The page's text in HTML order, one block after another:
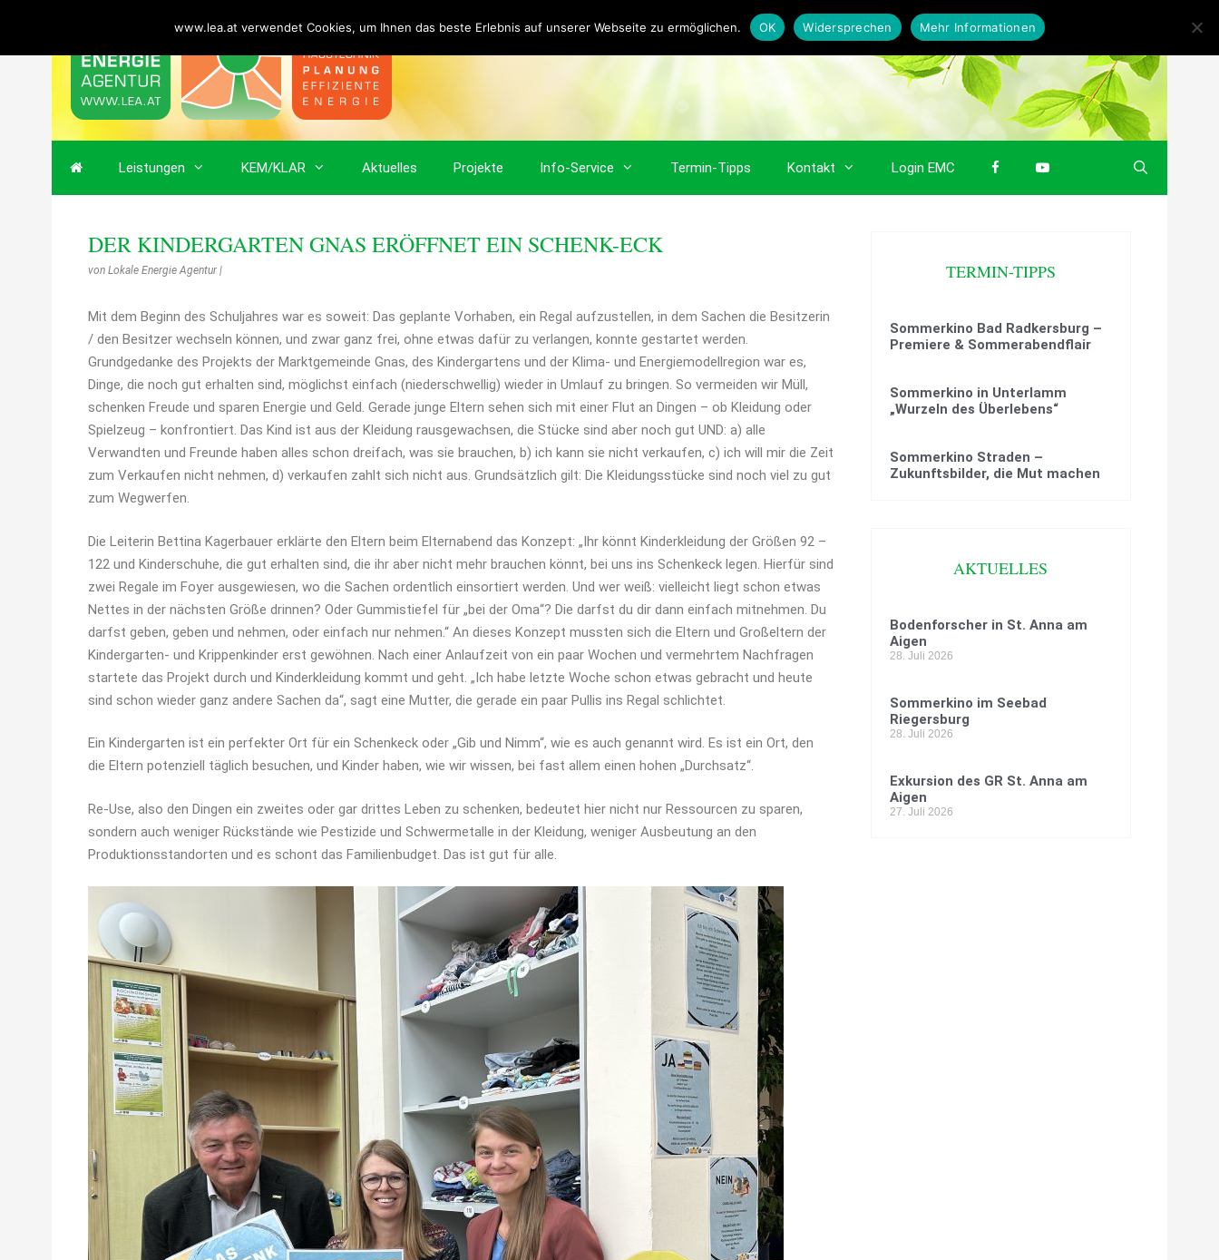
Leistungen KEM/KLAR Aktuelles Projekte Info-Service Termin-Tipps Kontakt Login EMC
DER KINDERGARTEN GNAS ERÖFFNET EIN SCHENK-ECK
von Lokale Energie Agentur |
Mit dem Beginn des Schuljahres war es soweit: Das geplante Vorhaben, ein Regal aufzustellen, in dem Sachen die Besitzerin
/ den Besitzer wechseln können, und zwar ganz frei, ohne etwas dafür zu verlangen, konnte gestartet werden.
Grundgedanke des Projekts der Marktgemeinde Gnas, des Kindergartens und der Klima- und Energiemodellregion war es,
Dinge, die noch gut erhalten sind, möglichst einfach (niederschwellig) wieder in Umlauf zu bringen. So vermeiden wir Müll,
schenken Freude und sparen Energie und Geld. Gerade junge Eltern sehen sich mit einer Flut an Dingen – ob Kleidung oder
Spielzeug – konfrontiert. Das Kind ist aus der Kleidung rausgewachsen, die Stücke sind aber noch gut UND: a) alle
Verwandten und Freunde haben alles schon dreifach, was sie brauchen, b) ich kann sie nicht verkaufen, c) ich will mir die Zeit
zum Verkaufen nicht nehmen, d) verkaufen zahlt sich nicht aus. Grundsätzlich gilt: Die Kleidungsstücke sind noch viel zu gut
zum Wegwerfen.
Die Leiterin Bettina Kagerbauer erklärte den Eltern beim Elternabend das Konzept: „Ihr könnt Kinderkleidung der Größen 92 –
122 und Kinderschuhe, die gut erhalten sind, die ihr aber nicht mehr brauchen könnt, bei uns ins Schenkeck legen. Hierfür sind
zwei Regale im Foyer ausgewiesen, wo die Sachen ordentlich einsortiert werden. Und wer weiß: vielleicht liegt schon etwas
Nettes in der nächsten Größe drinnen? Oder Gummistiefel für „bei der Oma“? Die darfst du dir dann einfach mitnehmen. Du
darfst geben, geben und nehmen, oder einfach nur nehmen.“ An dieses Konzept mussten sich die Eltern und Großeltern der
Kindergarten- und Krippenkinder erst gewöhnen. Nach einer Anlaufzeit von ein paar Wochen und vermehrtem Nachfragen
startete das Projekt durch und Kinderkleidung kommt und geht. „Ich habe letzte Woche schon etwas gebracht und heute
sind schon wieder ganz andere Sachen da“, sagt eine Mutter, die gerade ein paar Pullis ins Regal schlichtet.
Ein Kindergarten ist ein perfekter Ort für ein Schenkeck oder „Gib und Nimm“, wie es auch genannt wird. Es ist ein Ort, den
die Eltern potenziell täglich besuchen, und Kinder haben, wie wir wissen, bei fast allem einen hohen „Durchsatz“.
Re-Use, also den Dingen ein zweites oder gar drittes Leben zu schenken, bedeutet hier nicht nur Ressourcen zu sparen,
sondern auch weniger Rückstände wie Pestizide und Schwermetalle in der Kleidung, weniger Ausbeutung an den
Produktionsstandorten und es schont das Familienbudget. Das ist gut für alle.
TERMIN-TIPPS
Sommerkino Bad Radkersburg –
Premiere & Sommerabendflair
Sommerkino in Unterlamm
„Wurzeln des Überlebens“
Sommerkino Straden –
Zukunftsbilder, die Mut machen
AKTUELLES
Bodenforscher in St. Anna am
Aigen
28. Juli 2026
Sommerkino im Seebad
Riegersburg
28. Juli 2026
Exkursion des GR St. Anna am
Aigen
27. Juli 2026
www.lea.at verwendet Cookies, um Ihnen das beste Erlebnis auf unserer Webseite zu ermöglichen. OK Widersprechen Mehr Informationen